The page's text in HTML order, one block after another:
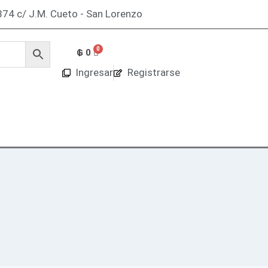
c/ J.M. Cueto - San Lorenzo
₲ 0
Ingresar Registrarse